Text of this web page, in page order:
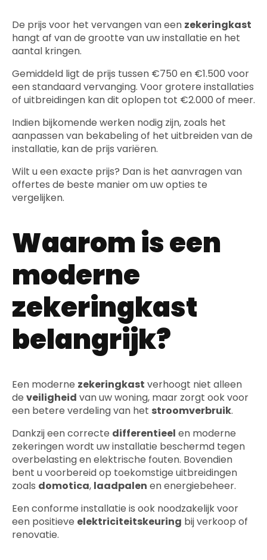
De prijs voor het vervangen van een zekeringkast
hangt af van de grootte van uw installatie en het
aantal kringen.
Gemiddeld ligt de prijs tussen €750 en €1.500 voor
een standaard vervanging. Voor grotere installaties
of uitbreidingen kan dit oplopen tot €2.000 of meer.
Indien bijkomende werken nodig zijn, zoals het
aanpassen van bekabeling of het uitbreiden van de
installatie, kan de prijs variëren.
Wilt u een exacte prijs? Dan is het aanvragen van
offertes de beste manier om uw opties te
vergelijken.
Waarom is een
moderne
zekeringkast
belangrijk?
Een moderne zekeringkast verhoogt niet alleen
de veiligheid van uw woning, maar zorgt ook voor
een betere verdeling van het stroomverbruik.
Dankzij een correcte differentieel en moderne
zekeringen wordt uw installatie beschermd tegen
overbelasting en elektrische fouten. Bovendien
bent u voorbereid op toekomstige uitbreidingen
zoals domotica, laadpalen en energiebeheer.
Een conforme installatie is ook noodzakelijk voor
een positieve elektriciteitskeuring bij verkoop of
renovatie.